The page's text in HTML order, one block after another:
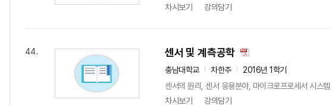
차시보기
강의담기
44. 센서 및 계측공학
충남대학교 차한주
2016년 1학기
센서의 원리, 센서 응용분야, 마이크로프로세서 시스
차시보기
강의담기